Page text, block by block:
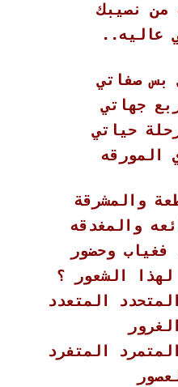
من نصيبك
عاليه..
بس صفاتي
جهاتي
حياتي
المورقه
والمشرقة
والمغدقه
وحضور
الشعور ؟
المتعدد
المتفرد